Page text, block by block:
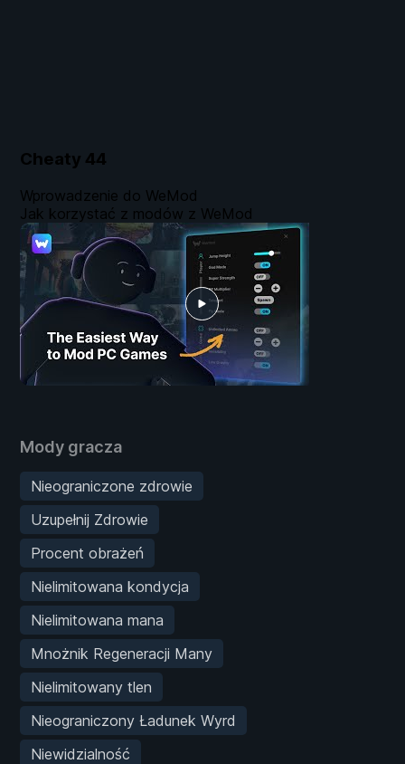
Cheaty 44
Mody gracza
Nieograniczone zdrowie
Uzupełnij Zdrowie
Procent obrażeń
Nielimitowana kondycja
Nielimitowana mana
Mnożnik Regeneracji Many
Nielimitowany tlen
Nieograniczony Ładunek Wyrd
Niewidzialność
Wprowadzenie do WeMod
Jak korzystać z modów z WeMod